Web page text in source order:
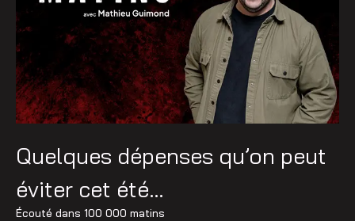
Quelques dépenses qu’on peut
éviter cet été…
Écouté dans 100 000 matins